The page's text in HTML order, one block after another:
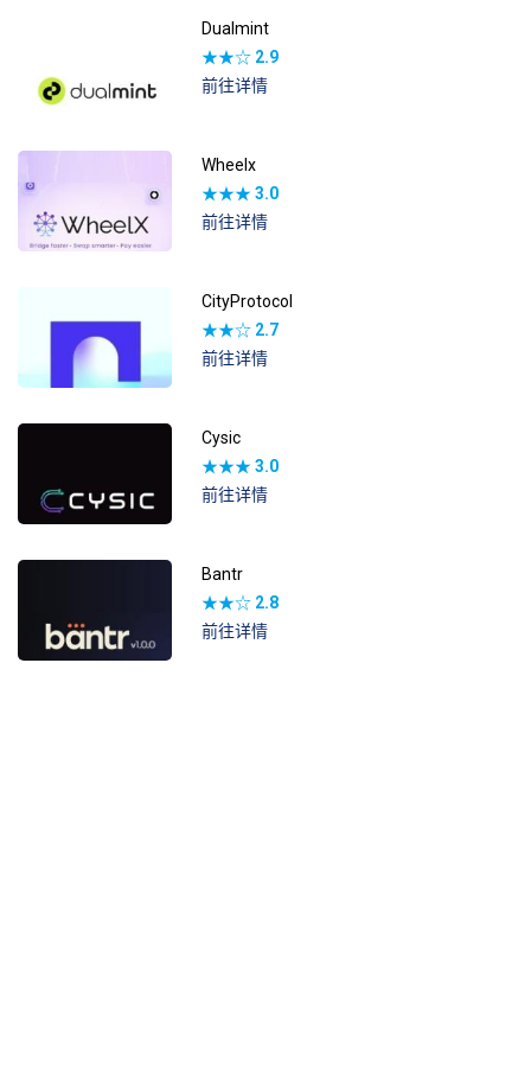
Dualmint
★★☆ 2.9
前往详情
Wheelx
★★★3.0
前往详情
CityProtocol
★★☆ 2.7
前往详情
Cysic
★★★3.0
前往详情
Bantr
★★☆ 2.8
前往详情